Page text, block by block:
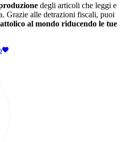
degli articoli che leggi e
Grazie alle detrazioni fiscali, puoi
al mondo riducendo le tue